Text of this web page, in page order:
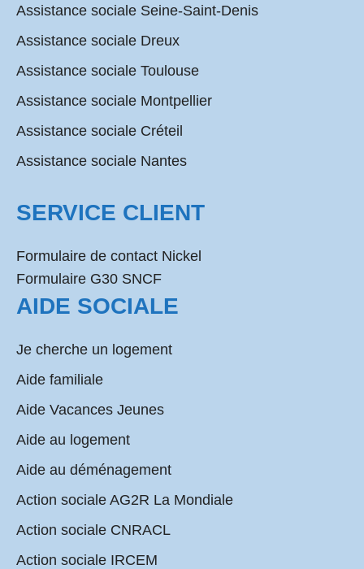
Assistance sociale Seine-Saint-Denis
Assistance sociale Dreux
Assistance sociale Toulouse
Assistance sociale Montpellier
Assistance sociale Créteil
Assistance sociale Nantes
SERVICE CLIENT
Formulaire de contact Nickel
Formulaire G30 SNCF
AIDE SOCIALE
Je cherche un logement
Aide familiale
Aide Vacances Jeunes
Aide au logement
Aide au déménagement
Action sociale AG2R La Mondiale
Action sociale CNRACL
Action sociale IRCEM